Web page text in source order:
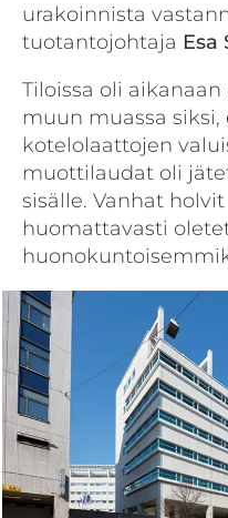
urakoinnista
tuotantojohtaja Esa
Tiloissa oli
muun muassa
kotelolaattojen
muottilaudat oli
sisälle. Vanhat
huomattavasti